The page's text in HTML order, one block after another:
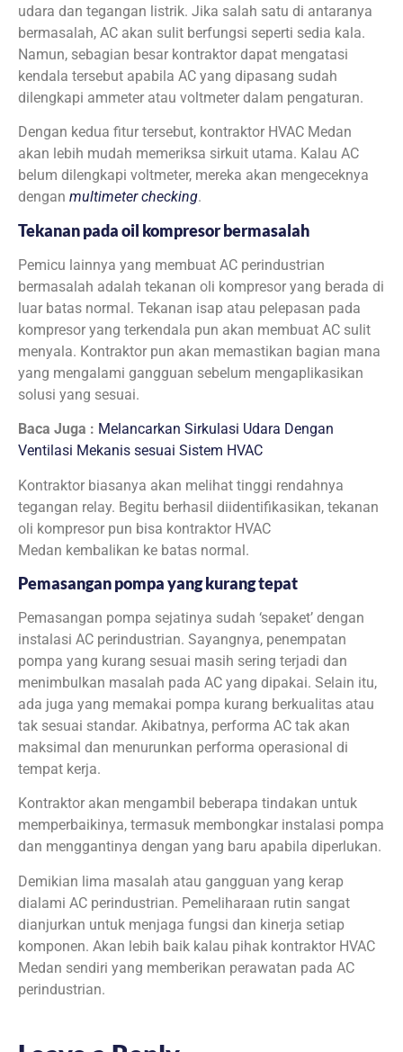
udara dan tegangan listrik. Jika salah satu di antaranya
bermasalah, AC akan sulit berfungsi seperti sedia kala.
Namun, sebagian besar kontraktor dapat mengatasi
kendala tersebut apabila AC yang dipasang sudah
dilengkapi ammeter atau voltmeter dalam pengaturan.
Dengan kedua fitur tersebut, kontraktor HVAC Medan
akan lebih mudah memeriksa sirkuit utama. Kalau AC
belum dilengkapi voltmeter, mereka akan mengeceknya
dengan multimeter checking.
Tekanan pada oil kompresor bermasalah
Pemicu lainnya yang membuat AC perindustrian
bermasalah adalah tekanan oli kompresor yang berada di
luar batas normal. Tekanan isap atau pelepasan pada
kompresor yang terkendala pun akan membuat AC sulit
menyala. Kontraktor pun akan memastikan bagian mana
yang mengalami gangguan sebelum mengaplikasikan
solusi yang sesuai.
Baca Juga : Melancarkan Sirkulasi Udara Dengan
Ventilasi Mekanis sesuai Sistem HVAC
Kontraktor biasanya akan melihat tinggi rendahnya
tegangan relay. Begitu berhasil diidentifikasikan, tekanan
oli kompresor pun bisa kontraktor HVAC
Medan kembalikan ke batas normal.
Pemasangan pompa yang kurang tepat
Pemasangan pompa sejatinya sudah ‘sepaket’ dengan
instalasi AC perindustrian. Sayangnya, penempatan
pompa yang kurang sesuai masih sering terjadi dan
menimbulkan masalah pada AC yang dipakai. Selain itu,
ada juga yang memakai pompa kurang berkualitas atau
tak sesuai standar. Akibatnya, performa AC tak akan
maksimal dan menurunkan performa operasional di
tempat kerja.
Kontraktor akan mengambil beberapa tindakan untuk
memperbaikinya, termasuk membongkar instalasi pompa
dan menggantinya dengan yang baru apabila diperlukan.
Demikian lima masalah atau gangguan yang kerap
dialami AC perindustrian. Pemeliharaan rutin sangat
dianjurkan untuk menjaga fungsi dan kinerja setiap
komponen. Akan lebih baik kalau pihak kontraktor HVAC
Medan sendiri yang memberikan perawatan pada AC
perindustrian.